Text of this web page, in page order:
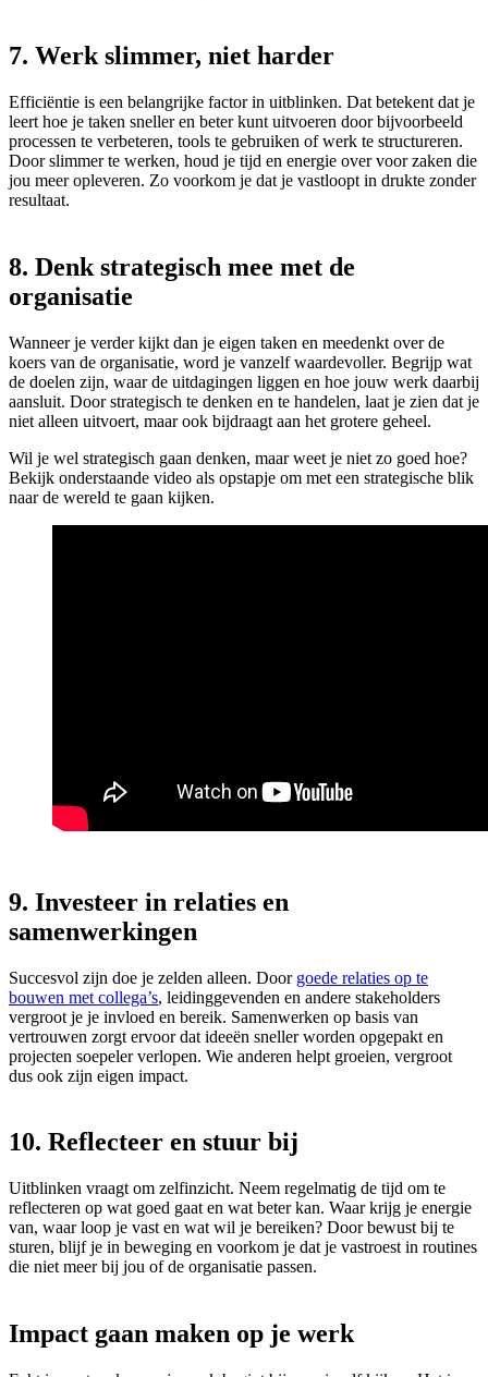
7. Werk slimmer, niet harder
Efficiëntie is een belangrijke factor in uitblinken. Dat betekent dat je
leert hoe je taken sneller en beter kunt uitvoeren door bijvoorbeeld
processen te verbeteren, tools te gebruiken of werk te structureren.
Door slimmer te werken, houd je tijd en energie over voor zaken die
jou meer opleveren. Zo voorkom je dat je vastloopt in drukte zonder
resultaat.
8. Denk strategisch mee met de
organisatie
Wanneer je verder kijkt dan je eigen taken en meedenkt over de
koers van de organisatie, word je vanzelf waardevoller. Begrijp wat
de doelen zijn, waar de uitdagingen liggen en hoe jouw werk daarbij
aansluit. Door strategisch te denken en te handelen, laat je zien dat je
niet alleen uitvoert, maar ook bijdraagt aan het grotere geheel.
Wil je wel strategisch gaan denken, maar weet je niet zo goed hoe?
Bekijk onderstaande video als opstapje om met een strategische blik
naar de wereld te gaan kijken.
9. Investeer in relaties en
samenwerkingen
Succesvol zijn doe je zelden alleen. Door goede relaties op te
bouwen met collega’s, leidinggevenden en andere stakeholders
vergroot je je invloed en bereik. Samenwerken op basis van
vertrouwen zorgt ervoor dat ideeën sneller worden opgepakt en
projecten soepeler verlopen. Wie anderen helpt groeien, vergroot
dus ook zijn eigen impact.
10. Reflecteer en stuur bij
Uitblinken vraagt om zelfinzicht. Neem regelmatig de tijd om te
reflecteren op wat goed gaat en wat beter kan. Waar krijg je energie
van, waar loop je vast en wat wil je bereiken? Door bewust bij te
sturen, blijf je in beweging en voorkom je dat je vastroest in routines
die niet meer bij jou of de organisatie passen.
Impact gaan maken op je werk